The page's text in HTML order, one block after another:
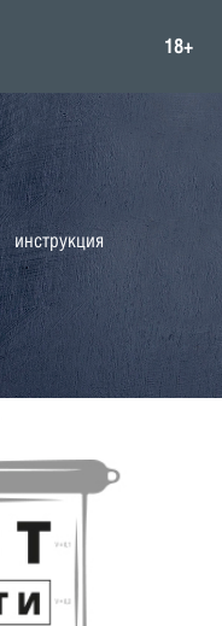
18+
инструкция